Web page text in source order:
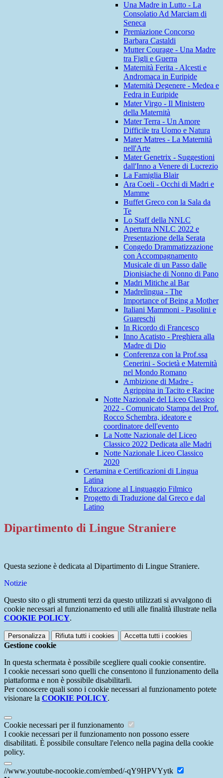
Una Madre in Lutto - La
Consolatio Ad Marciam di
Seneca
Premiazione Concorso
Barbara Castaldi
Mutter Courage - Una Madre
tra Figli e Guerra
Maternità Ferita - Alcesti e
Andromaca in Euripide
Maternità Degenere - Medea e
Fedra in Euripide
Mater Virgo - Il Ministero
della Maternità
Mater Terra - Un Amore
Difficile tra Uomo e Natura
Mater Matres - La Maternità
nell'Arte
Mater Genetrix - Suggestioni
dall'Inno a Venere di Lucrezio
La Famiglia Blair
Ara Coeli - Occhi di Madri e
Mamme
Buffet Greco con la Sala da
Te
Lo Staff della NNLC
Apertura NNLC 2022 e
Presentazione della Serata
Congedo Drammatizzazione
con Accompagnamento
Musicale di un Passo dalle
Dionisiache di Nonno di Pano
Madri Mitiche al Bar
Madrelingua - The
Importance of Being a Mother
Italiani Mammoni - Pasolini e
Guareschi
In Ricordo di Francesco
Inno Acatisto - Preghiera alla
Madre di Dio
Conferenza con la Prof.ssa
Cenerini - Società e Maternità
nel Mondo Romano
Ambizione di Madre -
Agrippina in Tacito e Racine
Notte Nazionale del Liceo Classico
2022 - Comunicato Stampa del Prof.
Rocco Schembra, ideatore e
coordinatore dell'evento
La Notte Nazionale del Liceo
Classico 2022 Dedicata alle Madri
Notte Nazionale Liceo Classico
2020
Certamina e Certificazioni di Lingua
Latina
Educazione al Linguaggio Filmico
Progetto di Traduzione dal Greco e dal
Latino
Dipartimento di Lingue Straniere
Questa sezione è dedicata al Dipartimento di Lingue Straniere.
Notizie
Questo sito o gli strumenti terzi da questo utilizzati si avvalgono di
cookie necessari al funzionamento ed utili alle finalità illustrate nella
COOKIE POLICY.
Personalizza Rifiuta tutti i cookies Accetta tutti i cookies
Gestione cookie
In questa schermata è possibile scegliere quali cookie consentire.
I cookie necessari sono quelli che consentono il funzionamento della
piattaforma e non è possibile disabilitarli.
Per conoscere quali sono i cookie necessari al funzionamento potete
visionare la COOKIE POLICY.
Cookie necessari per il funzionamento
I cookie necessari per il funzionamento non possono essere
disabilitati. È possibile consultare l'elenco nella pagina della cookie
policy.
//www.youtube-nocookie.com/embed/-qY9HPVYytk